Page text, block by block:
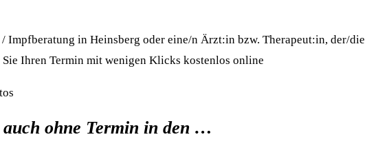
Impfberatung in Heinsberg oder eine/n Ärzt:in bzw. Therapeut:in, der/die
Ihren Termin mit wenigen Klicks kostenlos online
ohne Termin in den …